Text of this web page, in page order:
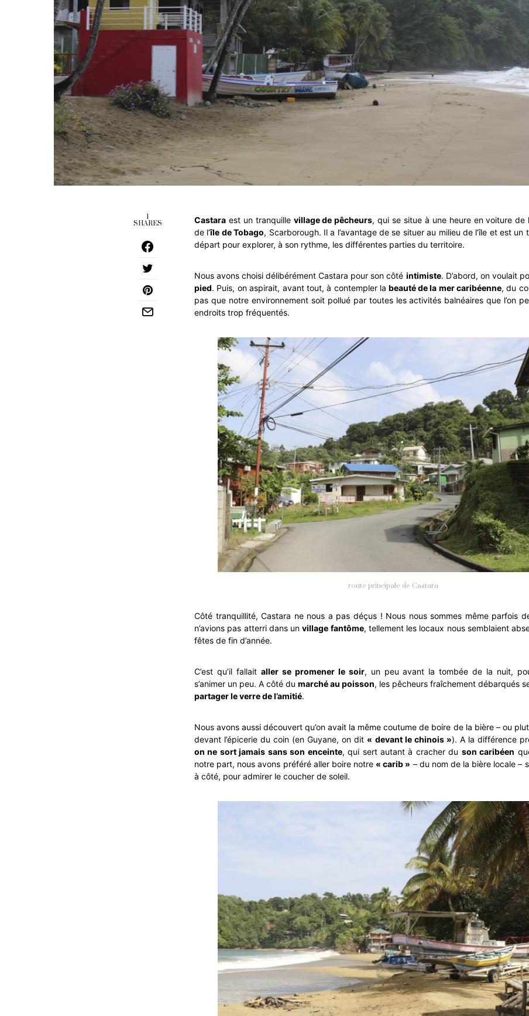
1
SHARES Castara est un tranquille village de pêcheurs, qui se situe à une heure en voiture de
de l’île de Tobago, Scarborough. Il a l’avantage de se situer au milieu de l’île et est
départ pour explorer, à son rythme, les différentes parties du territoire.
Nous avons choisi délibérément Castara pour son côté intimiste. D’abord, on voulait
pied. Puis, on aspirait, avant tout, à contempler la beauté de la mer caribéenne, du
pas que notre environnement soit pollué par toutes les activités balnéaires que l’on
endroits trop fréquentés.
route principale de Castara
Côté tranquillité, Castara ne nous a pas déçus ! Nous nous sommes même parfois
n’avions pas atterri dans unvillage fantôme, tellement les locaux nous semblaient
fêtes de fin d’année.
C’est qu’il fallait aller se promener le soir, un peu avant la tombée de la nuit,
s’animer un peu. A côté du marché au poisson, les pêcheurs fraîchement débarqués
partager le verre de l’amitié.
Nous avons aussi découvert qu’on avait la même coutume de boire de la bière – ou
devant l’épicerie du coin (en Guyane, on dit « devant le chinois »). A la différence
on ne sort jamais sans son enceinte, qui sert autant à cracher du son caribéen
notre part, nous avons préféré aller boire notre « carib » – du nom de la bière locale –
à côté, pour admirer le coucher de soleil.